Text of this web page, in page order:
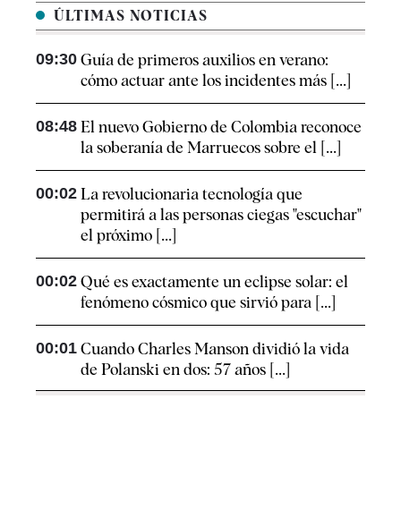
ÚLTIMAS NOTICIAS
09:30 Guía de primeros auxilios en verano:
cómo actuar ante los incidentes más [...]
08:48 El nuevo Gobierno de Colombia reconoce
la soberanía de Marruecos sobre el [...]
00:02 La revolucionaria tecnología que
permitirá a las personas ciegas "escuchar"
el próximo [...]
00:02 Qué es exactamente un eclipse solar: el
fenómeno cósmico que sirvió para [...]
00:01 Cuando Charles Manson dividió la vida
de Polanski en dos: 57 años [...]